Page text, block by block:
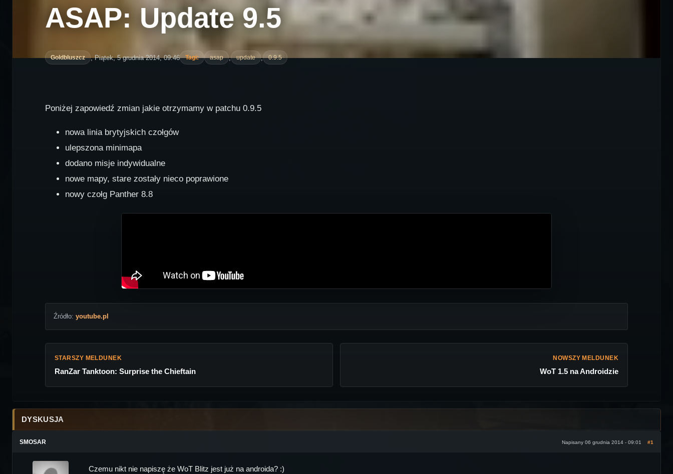
ASAP: Update 9.5
Goldbluszcz , Piątek, 5 grudnia 2014, 09:46 Tagi: asap , update , 0.9.5
Poniżej zapowiedź zmian jakie otrzymamy w patchu 0.9.5
nowa linia brytyjskich czołgów
ulepszona minimapa
dodano misje indywidualne
nowe mapy, stare zostały nieco poprawione
nowy czołg Panther 8.8
Źródło: youtube.pl
STARSZY MELDUNEK
RanZar Tanktoon: Surprise the Chieftain
NOWSZY MELDUNEK
WoT 1.5 na Androidzie
DYSKUSJA
SMOSAR Napisany 06 grudnia 2014 - 09:01 #1
Czemu nikt nie napiszę że WoT Blitz jest już na androida? :)